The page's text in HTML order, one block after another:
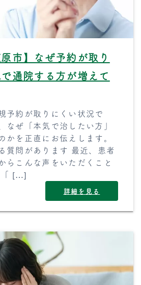
市】なぜ予約が取り
通院する方が増えて
予約が取りにくい状況で
なぜ「本気で治したい方」
かを正直にお伝えします。
質問があります 最近、患者
らこんな声をいただくこと
「 […]
詳細を見る